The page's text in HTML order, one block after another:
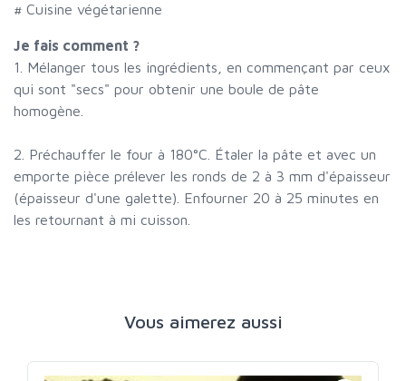
# Cuisine végétarienne
Je fais comment ?
1. Mélanger tous les ingrédients, en commençant par ceux
qui sont "secs" pour obtenir une boule de pâte
homogène.
2. Préchauffer le four à 180°C. Étaler la pâte et avec un
emporte pièce prélever les ronds de 2 à 3 mm d'épaisseur
(épaisseur d'une galette). Enfourner 20 à 25 minutes en
les retournant à mi cuisson.
Vous aimerez aussi